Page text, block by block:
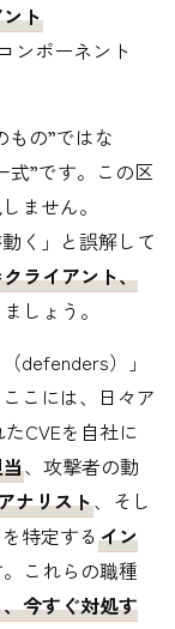
ト
ンポーネント
もの”ではな
式”です。この区
ません。
く」と誤解して
ライアント、
しょう。
defenders）」
こには、日々ア
CVEを自社に
、攻撃者の動
ナリスト、そし
特定するイン
これらの職種
今すぐ対処す